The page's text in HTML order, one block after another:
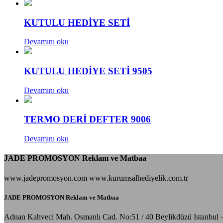
KUTULU HEDİYE SETİ
Devamını oku
KUTULU HEDİYE SETİ 9505
Devamını oku
TERMO DERİ DEFTER 9006
Devamını oku
JADE PROMOSYON Reklam ve Matbaa
www.jadepromosyon.com www.kurumsalhediyelik.com.tr
JADE PROMOSYON Reklam ve Matbaa
Adnan Kahveci Mah. Osmanlı Cad. No:51 / 40 Beylikdüzü Istanbul